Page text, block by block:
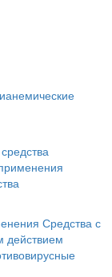
Средства с